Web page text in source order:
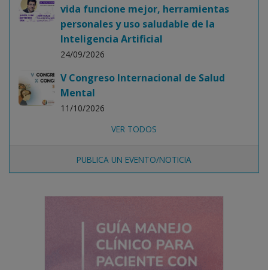
vida funcione mejor, herramientas
personales y uso saludable de la
Inteligencia Artificial
24/09/2026
V Congreso Internacional de Salud
Mental
11/10/2026
VER TODOS
PUBLICA UN EVENTO/NOTICIA